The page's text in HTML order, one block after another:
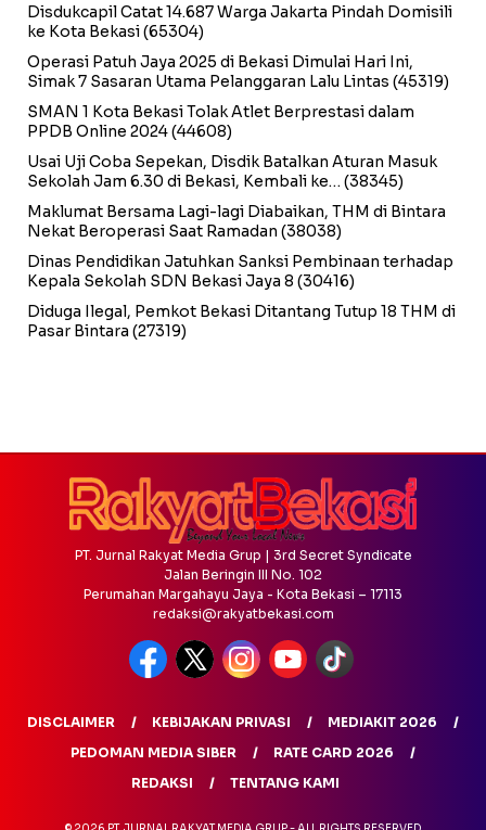
Disdukcapil Catat 14.687 Warga Jakarta Pindah Domisili
ke Kota Bekasi(65304)
Operasi Patuh Jaya 2025 di Bekasi Dimulai Hari Ini,
Simak 7 Sasaran Utama Pelanggaran Lalu Lintas (45319)
SMAN 1 Kota Bekasi Tolak Atlet Berprestasi dalam
PPDB Online 2024(44608)
Usai Uji Coba Sepekan, Disdik Batalkan Aturan Masuk
Sekolah Jam 6.30 di Bekasi, Kembali ke… (38345)
Maklumat Bersama Lagi-lagi Diabaikan, THM di Bintara
Nekat Beroperasi Saat Ramadan (38038)
Dinas Pendidikan Jatuhkan Sanksi Pembinaan terhadap
Kepala Sekolah SDN Bekasi Jaya 8 (30416)
Diduga Ilegal, Pemkot Bekasi Ditantang Tutup 18 THM di
Pasar Bintara (27319)
PT. Jurnal Rakyat Media Grup | 3rd Secret Syndicate
Jalan Beringin III No. 102
Perumahan Margahayu Jaya - Kota Bekasi – 17113
redaksi@rakyatbekasi.com
DISCLAIMER KEBIJAKAN PRIVASI
MEDIAKIT 2026
PEDOMAN MEDIA SIBER
RATE CARD 2026
REDAKSI
TENTANG KAMI